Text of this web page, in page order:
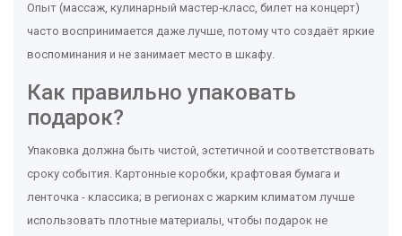
Опыт (массаж, кулинарный мастер‑класс, билет на концерт)
часто воспринимается даже лучше, потому что создаёт яркие
воспоминания и не занимает место в шкафу.
Как правильно упаковать
подарок?
Упаковка должна быть чистой, эстетичной и соответствовать
сроку события. Картонные коробки, крафтовая бумага и
ленточка - классика; в регионах с жарким климатом лучше
использовать плотные материалы, чтобы подарок не